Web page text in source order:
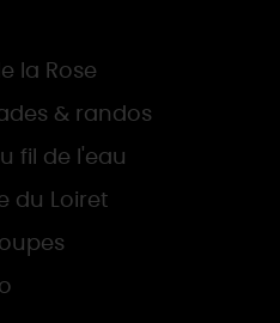
la Rose
& randos
fil de l'eau
du Loiret